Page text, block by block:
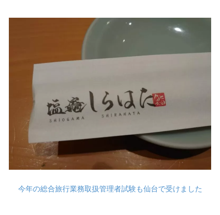
今年の総合旅行業務取扱管理者試験も仙台で受けました